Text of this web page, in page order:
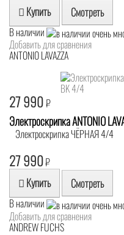
Купить Смотреть
В наличии
Добавить для сравнения
ANTONIO LAVAZZA
27 990₽
Электроскрипка ANTONIO
Электроскрипка ЧЁРНАЯ 4/4
27 990₽
Купить Смотреть
В наличии
Добавить для сравнения
ANDREW FUCHS